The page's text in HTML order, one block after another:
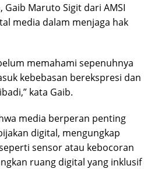
Maruto Sigit dari AMSI
media dalam menjaga hak
memahami sepenuhnya
kebebasan berekspresi dan
kata Gaib.
media berperan penting
digital, mengungkap
sensor atau kebocoran
ruang digital yang inklusif